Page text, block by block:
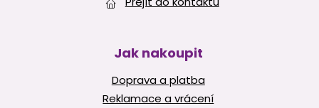
Jak nakoupit
Doprava a platba
Reklamace a vrácení